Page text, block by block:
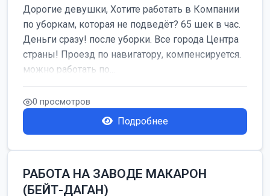
Дорогие девушки, Хотите работать в Компании
по уборкам, которая не подведёт? 65 шек в час.
Деньги сразу! после уборки. Все города Центра
страны! Проезд по навигатору, компенсируется.
можно работать по...
0 просмотров
Подробнее
РАБОТА НА ЗАВОДЕ МАКАРОН
(БЕЙТ-ДАГАН)